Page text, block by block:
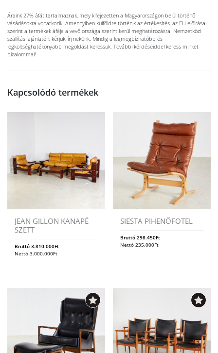
Áraink 27% áfát tartalmaznak, mely kifejezetten a Magyarországon belül történő
vásárlásokra vonatkozik. Amennyiben külföldre történik az értékesítés, az EU előírásai
szerint a termékek áfája a vevő országa szerint kerül meghatározásra. Nemzetközi
szállítási ajánlatért kérjük, írj nekünk. Mindig a legmegbízhatóbb és
legköltséghatékonyabb megoldást keressük. További kérdéseiddel keress minket
bizalommal!
Kapcsolódó termékek
JEAN GILLON KANAPÉ
SZETT
Bruttó 3.810.000Ft
Nettó 3.000.000Ft
SIESTA PIHENŐFOTEL
Bruttó298.450Ft
Nettó235.000Ft